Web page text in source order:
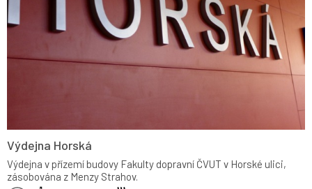
Výdejna Horská
Výdejna v přízemí budovy Fakulty dopravní ČVUT v Horské ulici,
zásobována z Menzy Strahov.